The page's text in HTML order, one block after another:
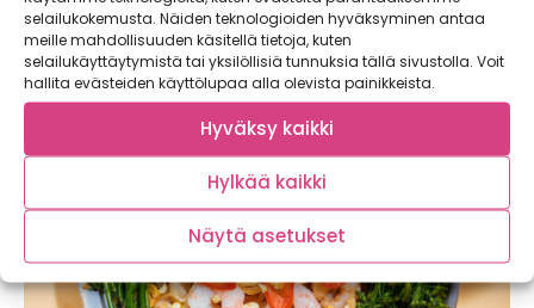
selailukokemusta. Näiden teknologioiden hyväksyminen antaa
meille mahdollisuuden käsitellä tietoja, kuten
selailukäyttäytymistä tai yksilöllisiä tunnuksia tällä sivustolla. Voit
hallita evästeiden käyttölupaa alla olevista painikkeista.
Hyväksy kaikki
Hylkää kaikki
Näytä asetukset
taivaalliset turkkilaiset uppomunat ja paahdetut
väriporkkanat ovat brunssipöydän...